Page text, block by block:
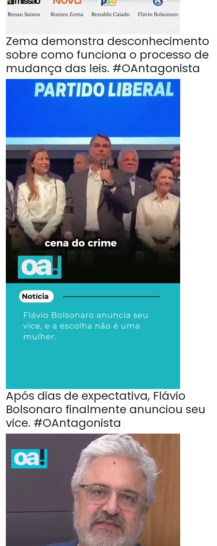
Zema demonstra desconhecimento
sobre como funciona o processo de
mudança das leis. #OAntagonista
Após dias de expectativa, Flávio
Bolsonaro finalmente anunciou seu
vice. #OAntagonista